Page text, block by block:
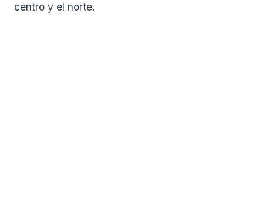
centro y el norte.